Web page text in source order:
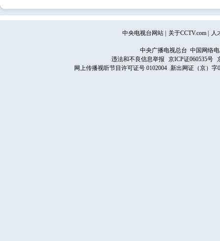
中央电视台网站 关于CCTV.com 人
中央广播电视总台 中国网络
违法和不良信息举报
京ICP证060535号
网上传播视听节目许可证号 0102004 新出网证（京）